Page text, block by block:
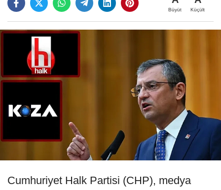
Büyüt Küçült
Cumhuriyet Halk Partisi (CHP), medya